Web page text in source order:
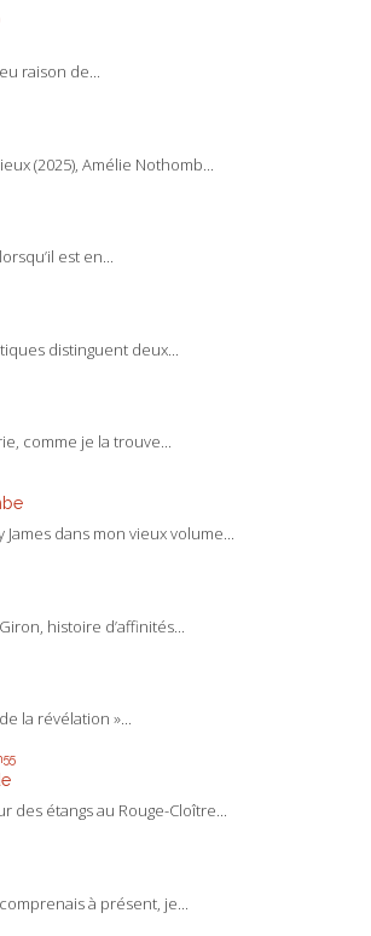
raison de...
(2025), Amélie Nothomb...
est en...
distinguent deux...
comme je la trouve...
James dans mon vieux volume...
histoire d’affinités...
la révélation »...
des étangs au Rouge-Cloître...
à présent, je...